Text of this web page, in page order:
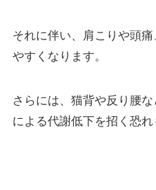
それに伴い、肩こりや頭
やすくなります。
さらには、猫背や反り腰
による代謝低下を招く恐れ